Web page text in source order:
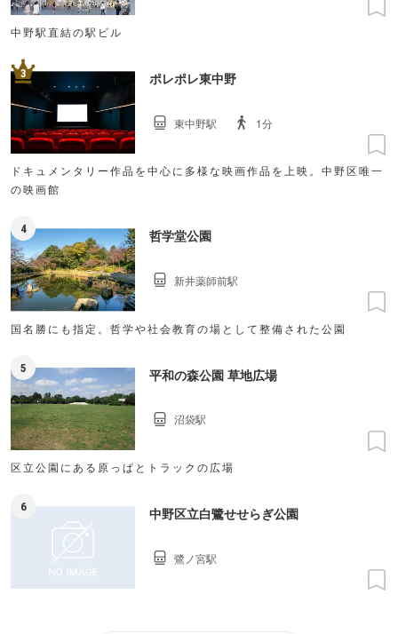
中野駅直結の駅ビル
3 ポレポレ東中野
ドキュメンタリー作品を中心に多様な映画作品を上映。中野区唯一
の映画館
東中野駅 1分
4 哲学堂公園
国名勝にも指定。哲学や社会教育の場として整備された公園
新井薬師前駅
5 平和の森公園 草地広場
区立公園にある原っぱとトラックの広場
沼袋駅
6 中野区立白鷺せせらぎ公園
鷺ノ宮駅